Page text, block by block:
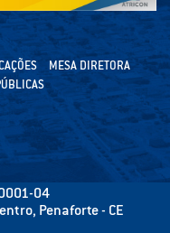
MESA DIRETORA
04
Penaforte - CE